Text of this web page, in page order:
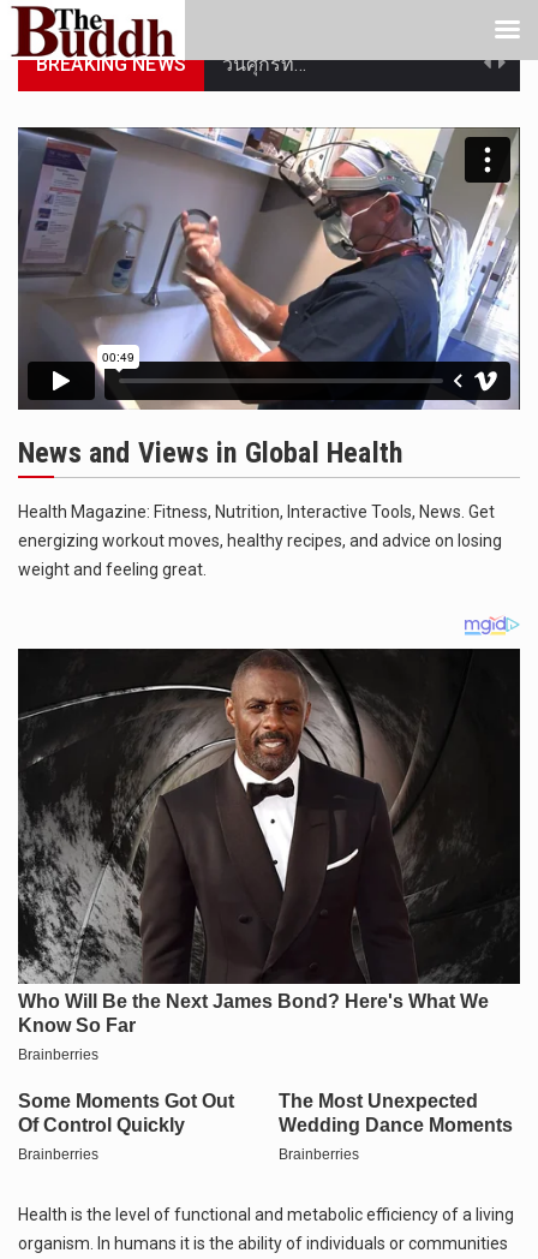
BREAKING NEWS วันศุกร์ที…
เมื่อวันที…
เมื่อวันที…
“สมเด็จเกี…
วันที่ 7 ส…
วันที่ 9 ส…
วันที่ 9 ส…
วันที่ 9 ส…
News and Views in Global Health
Health Magazine: Fitness, Nutrition, Interactive Tools, News. Get
energizing workout moves, healthy recipes, and advice on losing
weight and feeling great.
Health is the level of functional and metabolic efficiency of a living
organism. In humans it is the ability of individuals or communities